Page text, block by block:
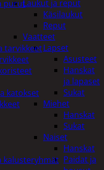
Laukut ja reput
Käsilaukut
Reput
Vaatteet
Lapset
Asusteet
Hanskat
ja lapaset
Sukat
Miehet
Hanskat
Sukat
Naiset
Hanskat
Paidat ja
purut
tarvikkeet
katokset
kalusteryhmät